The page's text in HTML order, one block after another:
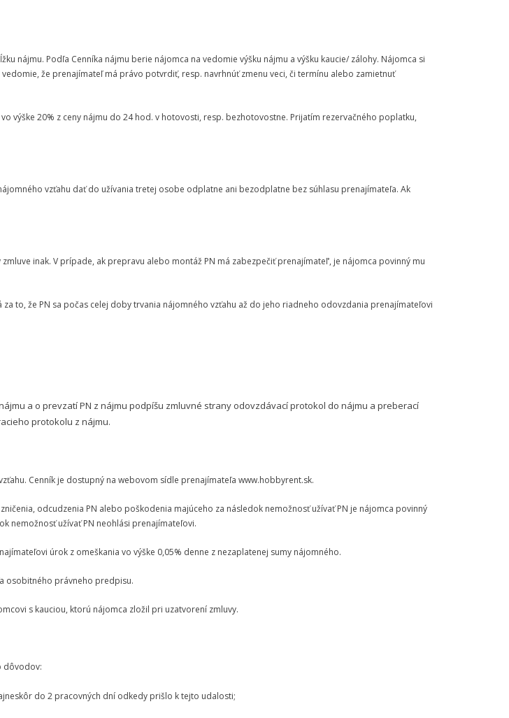
nájmu. Podľa Cenníka nájmu berie nájomca na vedomie výšku nájmu a výšku kaucie/ zálohy. Nájomca si
že prenajímateľ má právo potvrdiť, resp. navrhnúť zmenu veci, či termínu alebo zamietnuť
výške 20% z ceny nájmu do 24 hod. v hotovosti, resp. bezhotovostne. Prijatím rezervačného poplatku,
vzťahu dať do užívania tretej osobe odplatne ani bezodplatne bez súhlasu prenajímateľa. Ak
inak. V prípade, ak prepravu alebo montáž PN má zabezpečiť prenajímateľ‘, je nájomca povinný mu
to, že PN sa počas celej doby trvania nájomného vzťahu až do jeho riadneho odovzdania prenajímateľovi
a o prevzatí PN z nájmu podpíšu zmluvné strany odovzdávací protokol do nájmu a preberací
protokolu z nájmu.
Cenník je dostupný na webovom sídle prenajímateľa www.hobbyrent.sk.
odcudzenia PN alebo poškodenia majúceho za následok nemožnosť užívať PN je nájomca povinný
nemožnosť užívať PN neohlási prenajímateľovi.
úrok z omeškania vo výške 0,05% denne z nezaplatenej sumy nájomného.
osobitného právneho predpisu.
s kauciou, ktorú nájomca zložil pri uzatvorení zmluvy.
dôvodov:
do 2 pracovných dní odkedy prišlo k tejto udalosti;